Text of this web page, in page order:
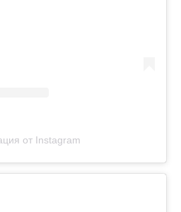
от Instagram